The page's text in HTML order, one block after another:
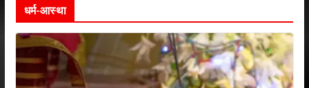
धर्म-आस्था